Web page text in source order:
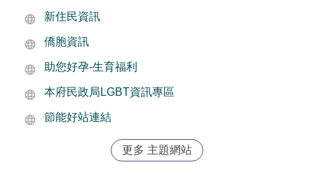
新住民資訊
僑胞資訊
助您好孕-生育福利
本府民政局LGBT資訊專區
節能好站連結
更多 主題網站